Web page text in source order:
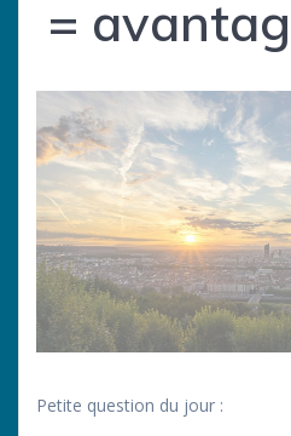
=
Petite question du jour :